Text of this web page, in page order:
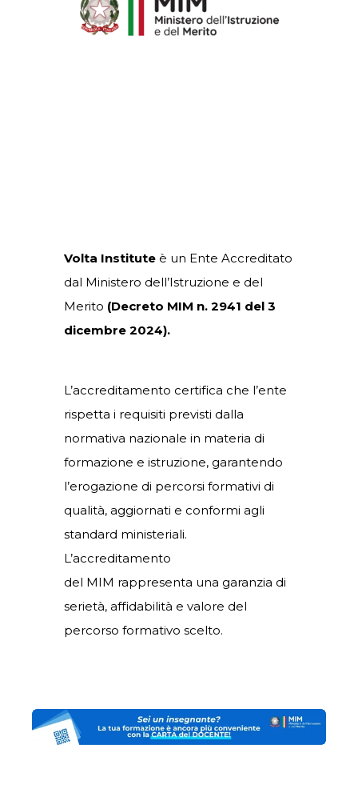
Volta Institute è un Ente Accreditato
dal Ministero dell’Istruzione e del
Merito (Decreto MIM n. 2941 del 3
dicembre 2024).
L’accreditamento certifica che l’ente
rispetta i requisiti previsti dalla
normativa nazionale in materia di
formazione e istruzione, garantendo
l’erogazione di percorsi formativi di
qualità, aggiornati e conformi agli
standard ministeriali.
L’accreditamento
del MIM rappresenta una garanzia di
serietà, affidabilità e valore del
percorso formativo scelto.